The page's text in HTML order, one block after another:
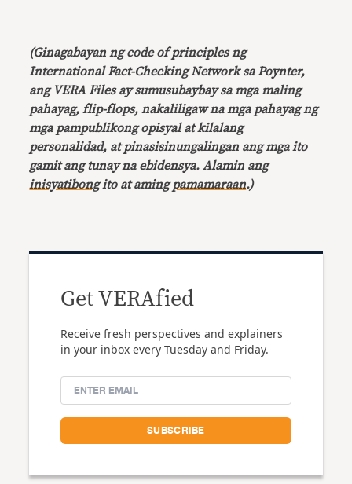
(Ginagabayan ng code of principles ng
International Fact-Checking Network sa Poynter,
ang VERA Files ay sumusubaybay sa mga maling
pahayag, flip-flops, nakaliligaw na mga pahayag ng
mga pampublikong opisyal at kilalang
personalidad, at pinasisinungalingan ang mga ito
gamit ang tunay na ebidensya. Alamin ang
inisyatibongito at amingpamamaraan.)
Get VERAfied
Receive fresh perspectives and explainers
in your inbox every Tuesday and Friday.